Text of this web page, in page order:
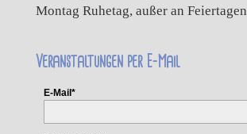
Montag Ruhetag, außer an Feiertagen
Veranstaltungen per E-Mail
E-Mail*